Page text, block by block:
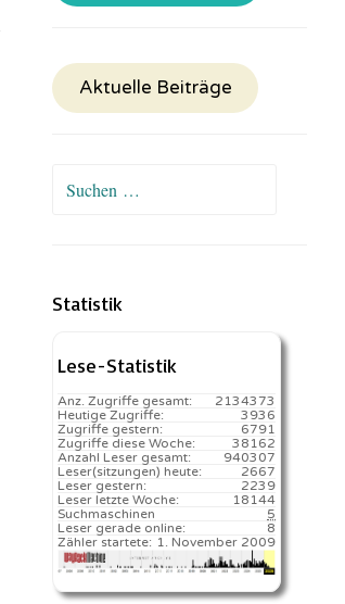
Aktuelle Beiträge
Suchen
Statistik
Lese-Statistik
2134373
Anz. Zugriffe gesamt:
3936
Heutige Zugriffe:
6791
Zugriffe gestern:
38162
Zugriffe diese Woche:
940307
Anzahl Leser gesamt:
2667️
Leser(sitzungen) heute:
2239
Leser gestern:
18144️
Leser letzte Woche:
5
Suchmaschinen
8
Leser gerade online:
1. November 2009
Zähler startete: